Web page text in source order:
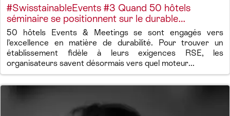
#SwisstainableEvents #3 Quand 50 hôtels
séminaire se positionnent sur le durable…
50 hôtels Events & Meetings se sont engagés vers
l’excellence en matière de durabilité. Pour trouver un
établissement fidèle à leurs exigences RSE, les
organisateurs savent désormais vers quel moteur...